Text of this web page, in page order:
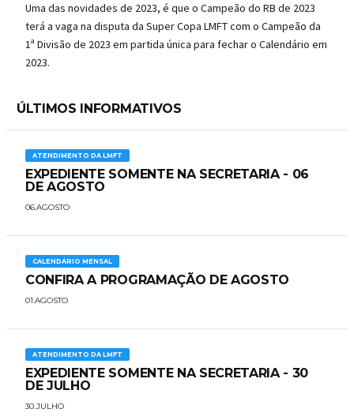
Uma das novidades de 2023, é que o Campeão do RB de 2023
terá a vaga na disputa da Super Copa LMFT com o Campeão da
1ª Divisão de 2023 em partida única para fechar o Calendário em
2023.
ÚLTIMOS INFORMATIVOS
ATENDIMENTO DA LMFT
EXPEDIENTE SOMENTE NA SECRETARIA - 06
DE AGOSTO
06.AGOSTO
CALENDÁRIO MENSAL
CONFIRA A PROGRAMAÇÃO DE AGOSTO
01.AGOSTO
ATENDIMENTO DA LMFT
EXPEDIENTE SOMENTE NA SECRETARIA - 30
DE JULHO
30.JULHO